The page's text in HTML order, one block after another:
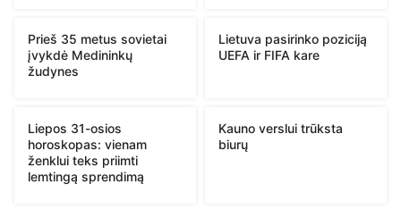
Prieš 35 metus sovietai
įvykdė Medininkų
žudynes
Lietuva pasirinko poziciją
UEFA ir FIFA kare
Liepos 31-osios
horoskopas: vienam
ženklui teks priimti
lemtingą sprendimą
Kauno verslui trūksta
biurų